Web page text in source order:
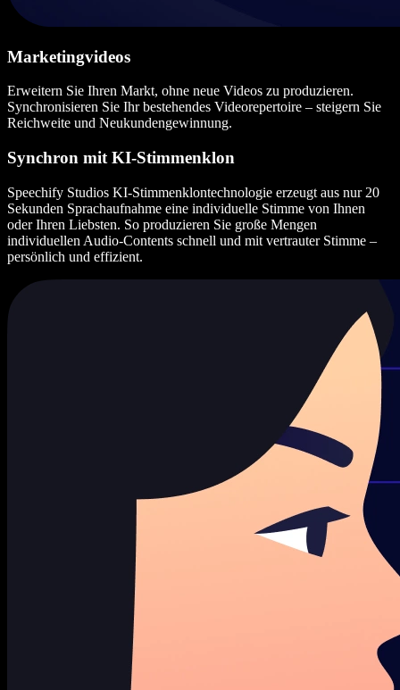
Marketingvideos
Erweitern Sie Ihren Markt, ohne neue Videos zu produzieren.
Synchronisieren Sie Ihr bestehendes Videorepertoire – steigern Sie
Reichweite und Neukundengewinnung.
Synchron mit KI-Stimmenklon
Speechify Studios KI-Stimmenklontechnologie erzeugt aus nur 20
Sekunden Sprachaufnahme eine individuelle Stimme von Ihnen
oder Ihren Liebsten. So produzieren Sie große Mengen
individuellen Audio-Contents schnell und mit vertrauter Stimme –
persönlich und effizient.